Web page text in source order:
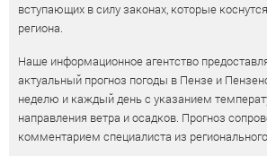
вступающих в силу законах, которые
региона.
Наше информационное агентство
актуальный прогноз погоды в Пензе и
неделю и каждый день с указанием
направления ветра и осадков. Прогноз
комментарием специалиста из